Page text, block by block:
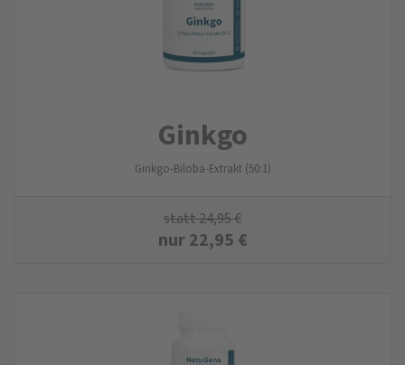
Ginkgo
Ginkgo-Biloba-Extrakt (50:1)
statt24,95€
nur22,95 €